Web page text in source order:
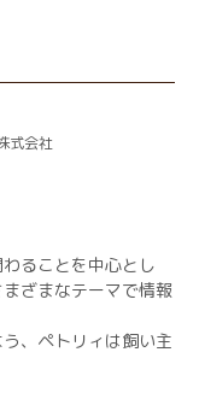
式会社
ることを中心とし
ざまなテーマで情報
、ペトリィは飼い主